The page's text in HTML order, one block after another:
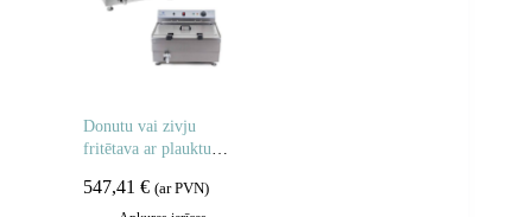
Donutu vai zivju
fritētava ar plauktu,
547,41 € (ar PVN)